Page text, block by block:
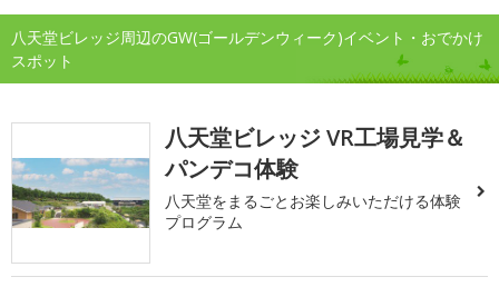
八天堂ビレッジ周辺のGW(ゴールデンウィーク)イベント・おでかけ
スポット
八天堂ビレッジ VR工場見学＆
パンデコ体験
八天堂をまるごとお楽しみいただける体験
プログラム